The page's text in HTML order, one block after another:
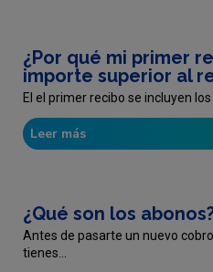
¿Por qué mi primer
importe superior al
El el primer recibo se incluyen
Leer más
¿Qué son los
Antes de pasarte un nuevo
tienes...